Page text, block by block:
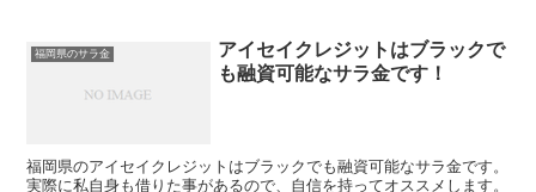
福岡県のサラ金
アイセイクレジットはブラックで
も融資可能なサラ金です！
福岡県のアイセイクレジットはブラックでも融資可能なサラ金です。
実際に私自身も借りた事があるので、自信を持ってオススメします。